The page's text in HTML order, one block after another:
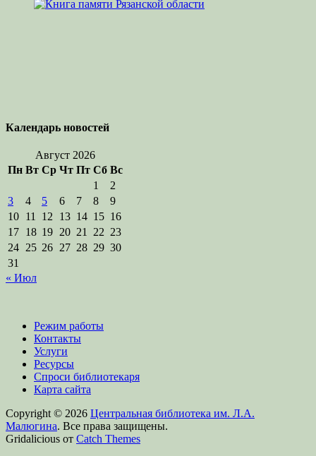
Календарь новостей
Август 2026
Пн Вт Ср Чт Пт Сб Вс
1
2
3
4 5 6 7 8
9
10 11 12 13 14 15 16
17 18 19 20 21 22 23
24 25 26 27 28 29 30
31
« Июл
Режим работы
Контакты
Услуги
Ресурсы
Спроси библиотекаря
Карта сайта
Copyright © 2026 Центральная библиотека им. Л.А.
Малюгина. Все права защищены.
Gridalicious от Catch Themes